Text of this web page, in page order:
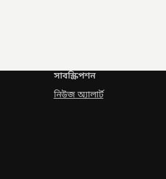
সাবস্ক্রিপশন
নিউজ অ্যালার্ট